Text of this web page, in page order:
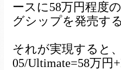
ースに58万円程度
グシップを発売す
それが実現すると
05/Ultimate=58万円